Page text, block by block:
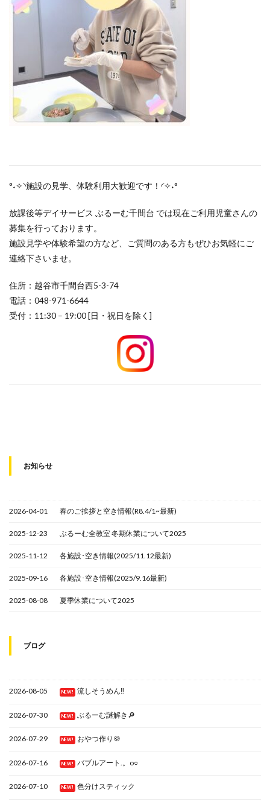
°˖✧◝施設の見学、体験利用大歓迎です！◜✧˖°
放課後等デイサービス ぶるーむ千間台 では現在ご利用児童さんの
募集を行っております。
施設見学や体験希望の方など、ご質問のある方もぜひお気軽にご
連絡下さいませ。
住所：越谷市千間台西5-3-74
電話：048-971-6644
受付：11:30 – 19:00 [日・祝日を除く]
お知らせ
2026-04-01 春のご挨拶と空き情報(R8.4/1~最新)
2025-12-23 ぶるーむ全教室 冬期休業について2025
2025-11-12 各施設･空き情報(2025/11.12最新)
2025-09-16 各施設･空き情報(2025/9.16最新)
2025-08-08 夏季休業について2025
ブログ
2026-08-05 NEW! 流しそうめん‼
2026-07-30 NEW! ぶるーむ謎解き🔎
2026-07-29 NEW! おやつ作り🍪
2026-07-16 NEW! バブルアート.。o○
2026-07-10 NEW! 色分けスティック